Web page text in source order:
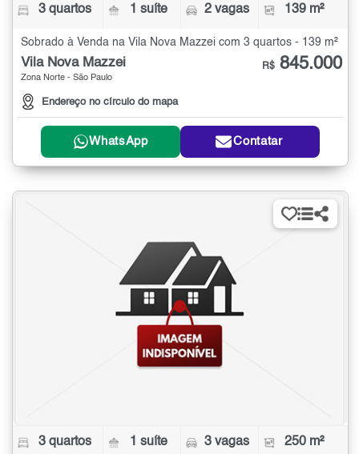
3 quartos 1 suíte 2 vagas 139 m²
Sobrado à Venda na Vila Nova Mazzei com 3 quartos - 139 m²
Vila Nova Mazzei
Zona Norte - São Paulo
Endereço no círculo do mapa
R$ 845.000
WhatsApp Contatar
3 quartos 1 suíte 3 vagas 250 m²